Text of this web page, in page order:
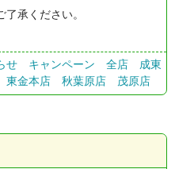
承ください。
せ キャンペーン 全店
成東
東金本店 秋葉原店 茂原店